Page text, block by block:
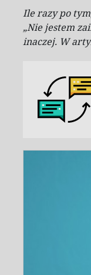
Ile razy po
„Nie jestem
inaczej. W